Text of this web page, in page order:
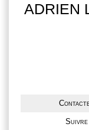
ADRIEN
Suivre